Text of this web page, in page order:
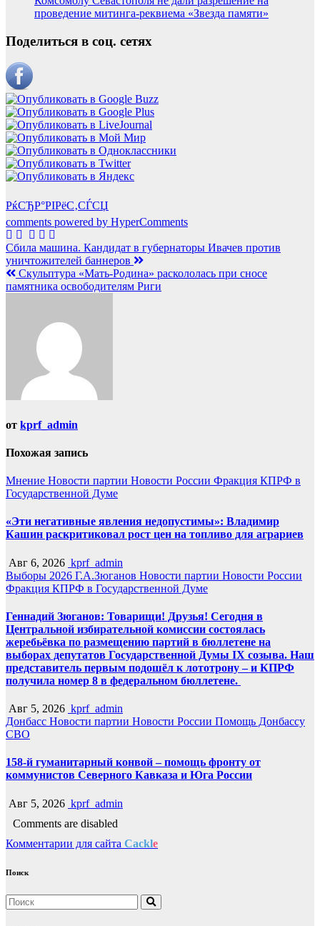
проведение митинга-реквиема «Звезда памяти»
Поделиться в соц. сетях
РќСЂР°РІРёС‚СЃСЏ
comments powered by HyperComments
Навигация
по
записям
Сбила машина. Кандидат в губернаторы Ивачев против
уничтожителей баннеров
Скульптура «Мать-Родина» раскололась при сносе
памятника освободителям Риги
от kprf_admin
Похожая запись
Мнение Новости партии Новости России Фракция КПРФ в
Государственной Думе
«Эти негативные явления недопустимы»: Владимир
Кашин раскритиковал рост цен на топливо для аграриев
Авг 6, 2026 kprf_admin
Выборы 2026 Г.А.Зюганов Новости партии Новости России
Фракция КПРФ в Государственной Думе
Геннадий Зюганов: Товарищи! Друзья! Сегодня в
Центральной избирательной комиссии состоялась
жеребьёвка по размещению партий в бюллетене на
выборах депутатов Государственной Думы IX созыва. Наш
представитель первым подошёл к лототрону – и КПРФ
получила номер 8 в федеральном бюллетене.
Авг 5, 2026 kprf_admin
Донбасс Новости партии Новости России Помощь Донбассу
СВО
158-й гуманитарный конвой – помощь фронту от
коммунистов Северного Кавказа и Юга России
Авг 5, 2026 kprf_admin
Comments are disabled
Комментарии для сайта Cackle
Поиск